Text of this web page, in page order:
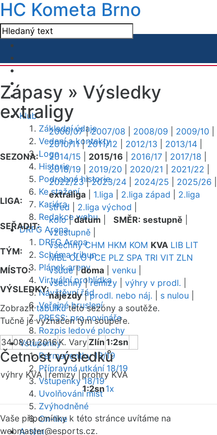
HC Kometa Brno
Klub
Základní údaje
Vedení a kontakty
Logo
Historie
Podrobná historie
Ke stažení
Kariéra
Redakce webu
DRFG Arena
DRFG Arena
Schéma tribun
Plánek areny
Virtuální prohlídka
Návštěvní řád
Veřejné bruslení
PRESS: pro novináře
Rozpis ledové plochy
Vstupenky
Permanentky 18/19
Přípravná utkání 18/19
Vstupenky 18/19
Uvolňování míst
Zvýhodněné
On-line
A-tým
Zápasy » Výsledky
extraligy
SEZONA:
2006/07|2007/08 2008/09 2009/10
2010/11|2011/12 2012/13 2013/14
2014/15
2015/16 2016/17 2017/18
2018/19
2019/20 2020/21 2021/22
2022/23|2023/24 2024/25 2025/26
LIGA:
extraliga 1.liga 2.liga západ
2.liga
střed
2.liga východ
SEŘADIT:
kolo|datum SMĚR: sestupně
vzestupně
TÝM:
všechny CHM HKM KOM KVA LIB LIT
MBL OLO PCE PLZ SPA TRI VIT ZLN
MÍSTO:
všude|doma venku
VÝSLEDKY:
všechny|remízy výhry v prodl.
nájezdy|prodl. nebo náj. s nulou
Zobrazittabulkutéto sezóny a soutěže.
Tučně je vyznačen tým soupeře.
3408.01.2016K. Vary Zlín 1:2sn
Četnost výsledků
výhry KVA | remízy | prohry KVA
1:2sn1x
Vaše připomínky k této stránce uvítáme na
webmaster@esports.cz.